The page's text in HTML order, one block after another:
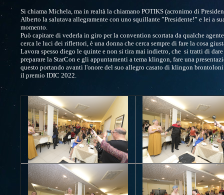
Si chiama Michela, ma in realtà la chiamano POTIKS (acronimo di
Alberto la salutava allegramente con uno squillante ”Presidente!” e lei a
momento.
Può capitare di vederla in giro per la convention scortata da qualche
cerca le luci dei riflettori, è una donna che cerca sempre di fare la cosa
Lavora spesso diego le quinte e non si tira mai indietro, che si tratti di
preparare la StarCon e gli appuntamenti a tema klingon, fare una
questo portando avanti l'onore del suo allegro casato di klingon
il premio IDIC 2022.